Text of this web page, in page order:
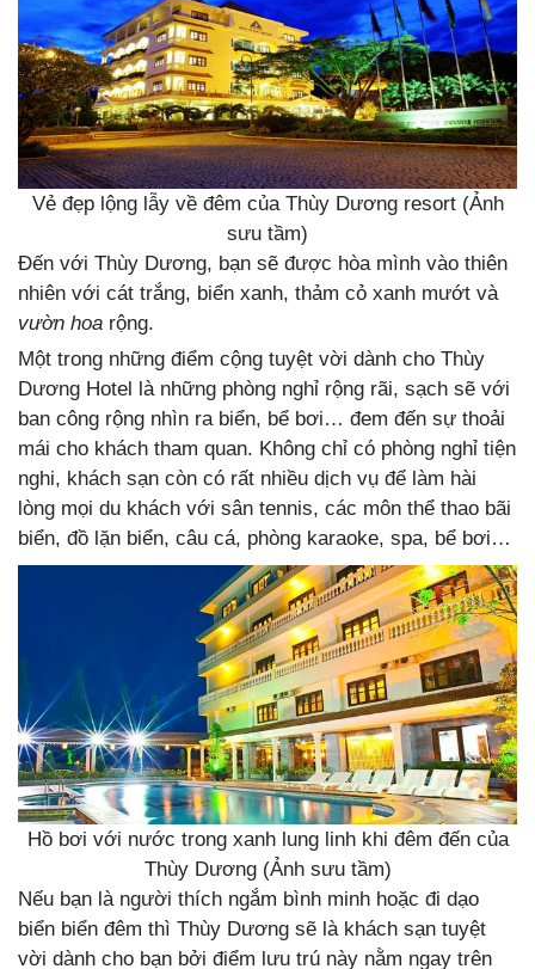
Vẻ đẹp lộng lẫy về đêm của Thùy Dương resort (Ảnh
sưu tầm)
Đến với Thùy Dương, bạn sẽ được hòa mình vào thiên
nhiên với cát trắng, biển xanh, thảm cỏ xanh mướt và
vườn hoa rộng.
Một trong những điểm cộng tuyệt vời dành cho Thùy
Dương Hotel là những phòng nghỉ rộng rãi, sạch sẽ với
ban công rộng nhìn ra biển, bể bơi… đem đến sự thoải
mái cho khách tham quan. Không chỉ có phòng nghỉ tiện
nghi, khách sạn còn có rất nhiều dịch vụ để làm hài
lòng mọi du khách với sân tennis, các môn thể thao bãi
biển, đồ lặn biển, câu cá, phòng karaoke, spa, bể bơi…
Hồ bơi với nước trong xanh lung linh khi đêm đến của
Thùy Dương (Ảnh sưu tầm)
Nếu bạn là người thích ngắm bình minh hoặc đi dạo
biển biển đêm thì Thùy Dương sẽ là khách sạn tuyệt
vời dành cho bạn bởi điểm lưu trú này nằm ngay trên